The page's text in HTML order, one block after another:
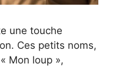
une touche
Ces petits noms,
Mon loup »,